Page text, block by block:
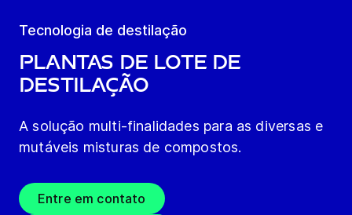
Tecnologia de destilação
Plantas de lote de
destilação
A solução multi-finalidades para as diversas e
mutáveis misturas de compostos.
Entre em contato